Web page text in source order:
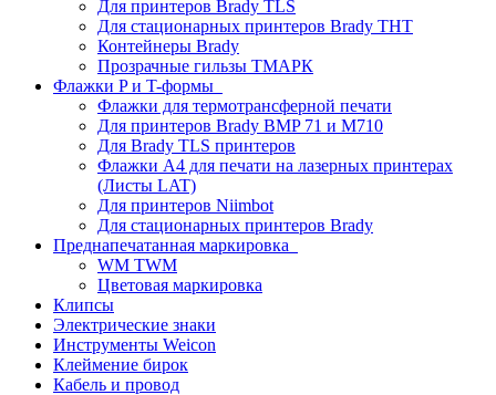
Для принтеров Brady TLS
Для стационарных принтеров Brady THT
Контейнеры Brady
Прозрачные гильзы ТМАРК
Флажки P и T-формы
Флажки для термотрансферной печати
Для принтеров Brady BMP 71 и M710
Для Brady TLS принтеров
Флажки A4 для печати на лазерных принтерах
(Листы LAT)
Для принтеров Niimbot
Для стационарных принтеров Brady
Преднапечатанная маркировка
WM TWM
Цветовая маркировка
Клипсы
Электрические знаки
Инструменты Weicon
Клеймение бирок
Кабель и провод